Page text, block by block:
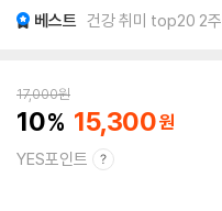
베스트 건강 취미 top20 2주
17,000원
10 15,300
YES포인트